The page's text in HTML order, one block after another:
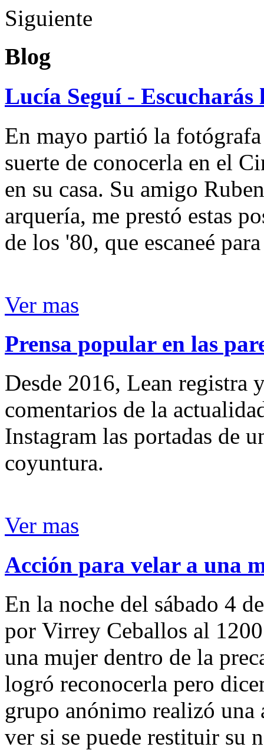
Siguiente
Blog
Lucía Seguí - Escucharás
En mayo partió la
suerte de conocerla en el
en su casa. Su amigo
arquería, me prestó estas
de los '80, que escaneé
Ver mas
Prensa popular en las
Desde 2016, Lean registra
comentarios de la
Instagram las portadas de
coyuntura.
Ver mas
Acción para velar a una
En la noche del sábado 4
por Virrey Ceballos al
una mujer dentro de la
logró reconocerla pero
grupo anónimo realizó
ver si se puede restituir su